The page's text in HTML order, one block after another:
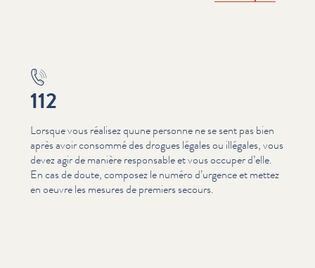
112
Lorsque vous réalisez quune personne ne se sent pas bien
après avoir consommé des drogues légales ou illégales, vous
devez agir de manière responsable et vous occuper d’elle.
En cas de doute, composez le numéro d’urgence et mettez
en oeuvre les mesures de premiers secours.